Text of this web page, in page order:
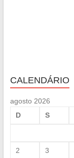
CALENDÁRIO
agosto 2026
D
S
2 3